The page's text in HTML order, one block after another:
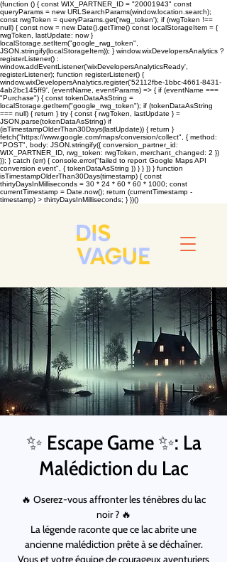
(function () { const WIX_PARTNER_ID = "20001943" const
queryParams = new URLSearchParams(window.location.search);
const rwgToken = queryParams.get('rwg_token'); if (rwgToken !==
null) { const now = new Date().getTime() const localStorageItem = {
rwgToken, lastUpdate: now }
localStorage.setItem("google_rwg_token",
JSON.stringify(localStorageItem)); } window.wixDevelopersAnalytics ?
registerListener() :
window.addEventListener('wixDevelopersAnalyticsReady',
registerListener); function registerListener() {
window.wixDevelopersAnalytics.register('52112fbe-1bbc-4661-8431-
4ab2bc145ff9', (eventName, eventParams) => { if (eventName ===
"Purchase") { const tokenDataAsString =
localStorage.getItem("google_rwg_token"); if (tokenDataAsString
=== null) { return } try { const { rwgToken, lastUpdate } =
JSON.parse(tokenDataAsString) if
(isTimestampOlderThan30Days(lastUpdate)) { return }
fetch("https://www.google.com/maps/conversion/collect", { method:
"POST", body: JSON.stringify({ conversion_partner_id:
WIX_PARTNER_ID, rwg_token: rwgToken, merchant_changed: 2 })
}); } catch (err) { console.error("failed to report Google Maps API
conversion event", { tokenDataAsString }) } } }) } function
isTimestampOlderThan30Days(timestamp) { const
thirtyDaysInMilliseconds = 30 * 24 * 60 * 60 * 1000; const
currentTimestamp = Date.now(); return (currentTimestamp -
timestamp) > thirtyDaysInMilliseconds; } })()
✨ Escape Game ✨: La
Malédiction du Lac
🔥 Oserez-vous affronter les ténèbres du lac
noir ? 🔥
La légende raconte que ce lac abrite une
ancienne malédiction prête à se déchaîner.
Vous et votre équipe de courageux aventuriers